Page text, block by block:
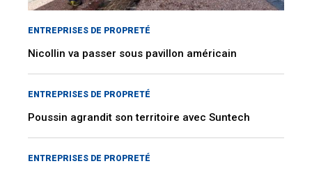
ENTREPRISES DE PROPRETÉ
Nicollin va passer sous pavillon américain
ENTREPRISES DE PROPRETÉ
Poussin agrandit son territoire avec Suntech
ENTREPRISES DE PROPRETÉ